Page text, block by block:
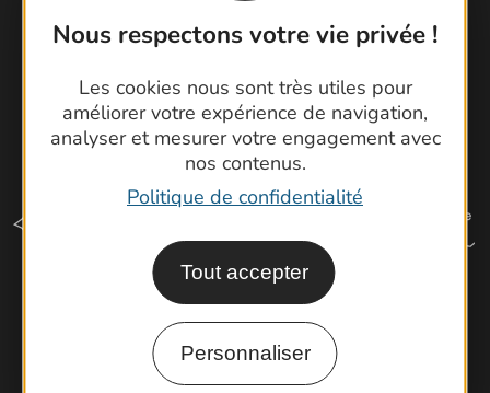
Nous respectons votre vie privée !
Les cookies nous sont très utiles pour
améliorer votre expérience de navigation,
analyser et mesurer votre engagement avec
nos contenus.
Politique de confidentialité
Tout accepter
Personnaliser
Comment venir ?